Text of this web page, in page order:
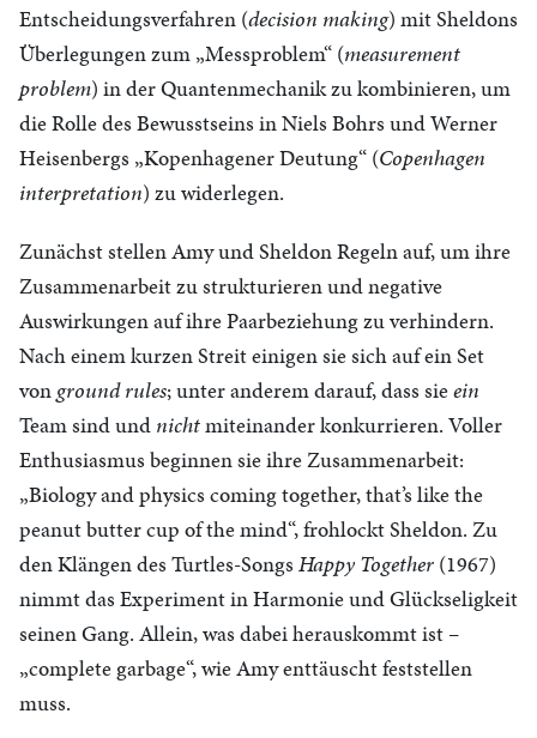
Entscheidungsverfahren (decision making) mit Sheldons
Überlegungen zum „Messproblem“ (measurement
problem) in der Quantenmechanik zu kombinieren, um
die Rolle des Bewusstseins in Niels Bohrs und Werner
Heisenbergs „Kopenhagener Deutung“ (Copenhagen
interpretation) zu widerlegen.
Zunächst stellen Amy und Sheldon Regeln auf, um ihre
Zusammenarbeit zu strukturieren und negative
Auswirkungen auf ihre Paarbeziehung zu verhindern.
Nach einem kurzen Streit einigen sie sich auf ein Set
vonground rules; unter anderem darauf, dass sieein
Team sind und nichtmiteinander konkurrieren. Voller
Enthusiasmus beginnen sie ihre Zusammenarbeit:
„Biology and physics coming together, that’s like the
peanut butter cup of the mind“, frohlockt Sheldon. Zu
den Klängen des Turtles-Songs Happy Together (1967)
nimmt das Experiment in Harmonie und Glückseligkeit
seinen Gang. Allein, was dabei herauskommt ist –
„complete garbage“, wie Amy enttäuscht feststellen
muss.